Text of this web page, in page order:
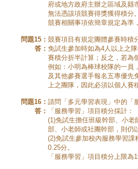
府或地方政府主辦之區域及縣
無法憑該項競賽得獎獲得積分。
競賽相關事項依簡章規定為準
問題15： 競賽項目有規定團體參賽時積
答： 免試生參加時如為4人以上之
賽積分折半計算；反之，若為
例如：小明為棒球校隊的一員
及其他參賽選手報名五專優先
上之團隊，因此必須以個人賽
問題16： 請問「多元學習表現」中的「
答：
「服務學習」項目積分採計：
(1)免試生擔任班級幹部、小
部、小老師或社團幹部，則仍
(2)免試生參加校內服務學習
0.25分。
「服務學習」項目積分上限為